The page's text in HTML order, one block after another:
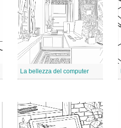
La bellezza del computer